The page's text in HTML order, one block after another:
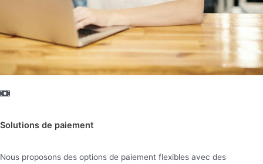
Solutions de paiement
Nous proposons des options de paiement flexibles avec des